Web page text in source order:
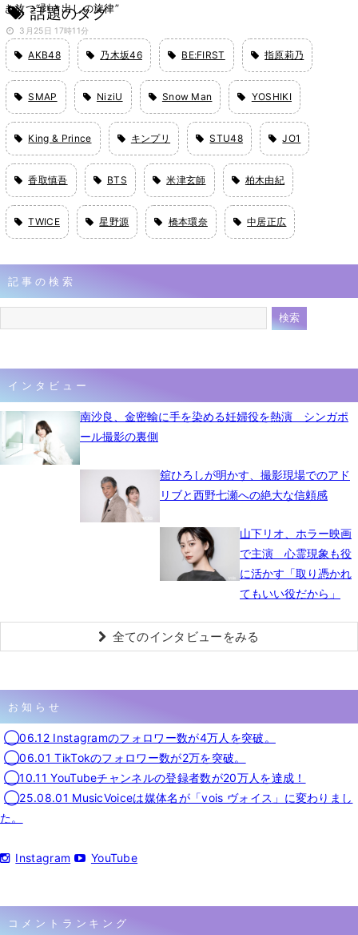
き放つ“剥き出しの旋律”
3月25日 17時11分
話題のタグ
AKB48 乃木坂46 BE:FIRST 指原莉乃
SMAP NiziU Snow Man YOSHIKI
King & Prince キンプリ STU48 JO1
香取慎吾 BTS 米津玄師 柏木由紀
TWICE 星野源 橋本環奈 中居正広
記事の検索
インタビュー
南沙良、金密輸に手を染める妊婦役を熱演 シンガポ
ール撮影の裏側
舘ひろしが明かす、撮影現場でのアド
リブと西野七瀬への絶大な信頼感
山下リオ、ホラー映画
で主演 心霊現象も役
に活かす「取り憑かれ
てもいい役だから」
全てのインタビューをみる
お知らせ
◯06.12 Instagramのフォロワー数が4万人を突破。
◯06.01 TikTokのフォロワー数が2万を突破。
◯10.11 YouTubeチャンネルの登録者数が20万人を達成！
◯25.08.01 MusicVoiceは媒体名が「vois ヴォイス」に変わりまし
た。
Instagram YouTube
コメントランキング